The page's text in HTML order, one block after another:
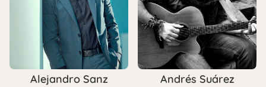
Alejandro Sanz Andrés Suárez